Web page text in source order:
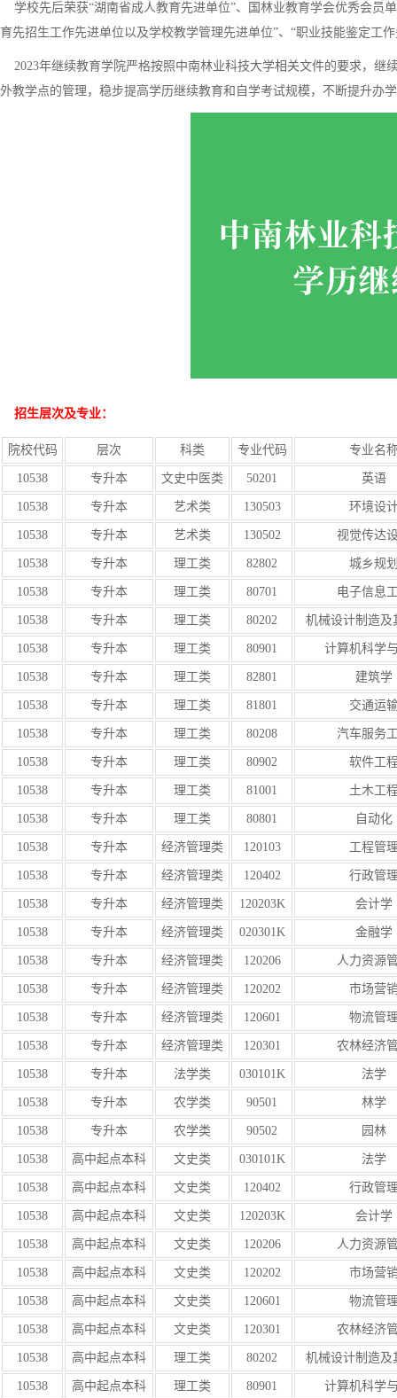
学校先后荣获“湖南省成人教育先进单位”、国林业教育学会优秀会员
育先招生工作先进单位以及学校教学管理先进单位”、“职业技能鉴定工
2023年继续教育学院严格按照中南林业科技大学相关文件的要求，继
外教学点的管理，稳步提高学历继续教育和自学考试规模，不断提升办
招生层次及专业：
院校代码 层次 科类 专业代码 专业名
10538 专升本 文史中医类 50201 英语
10538 专升本 艺术类 130503 环境设
10538 专升本 艺术类 130502 视觉传达
10538 专升本 理工类 82802 城乡规
10538 专升本 理工类 80701 电子信息
10538 专升本 理工类 80202 机械设计制造及
10538 专升本 理工类 80901 计算机科学
10538 专升本 理工类 82801 建筑学
10538 专升本 理工类 81801 交通运
10538 专升本 理工类 80208 汽车服务
10538 专升本 理工类 80902 软件工
10538 专升本 理工类 81001 土木工
10538 专升本 理工类 80801 自动化
10538 专升本 经济管理类 120103 工程管
10538 专升本 经济管理类 120402 行政管
10538 专升本 经济管理类 120203K 会计学
10538 专升本 经济管理类 020301K 金融学
10538 专升本 经济管理类 120206 人力资源
10538 专升本 经济管理类 120202 市场营
10538 专升本 经济管理类 120601 物流管
10538 专升本 经济管理类 120301 农林经济
10538 专升本 法学类 030101K 法学
10538 专升本 农学类 90501 林学
10538 专升本 农学类 90502 园林
10538 高中起点本科 文史类 030101K 法学
10538 高中起点本科 文史类 120402 行政管
10538 高中起点本科 文史类 120203K 会计学
10538 高中起点本科 文史类 120206 人力资源
10538 高中起点本科 文史类 120202 市场营
10538 高中起点本科 文史类 120601 物流管
10538 高中起点本科 文史类 120301 农林经济
10538 高中起点本科 理工类 80202 机械设计制造及
10538 高中起点本科 理工类 80901 计算机科学